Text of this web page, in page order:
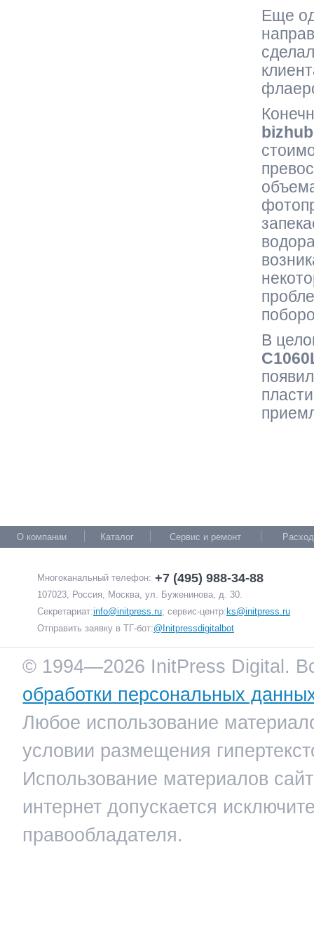
Еще
В
C1060
О компании Каталог Сервис и ремонт
Многоканальный телефон: +7 (495) 988-34-88
107023, Россия, Москва, ул. Буженинова, д. 30.
Секретариат:info@initpress.ru; сервис-центр: ks@initpress.ru
Отправить заявку в ТГ-бот:@Initpressdigitalbot
© 1994—2026 InitPress Digital.
обработки персональных
Любое использование
условии размещения
Использование материалов
интернет допускается
правообладателя.